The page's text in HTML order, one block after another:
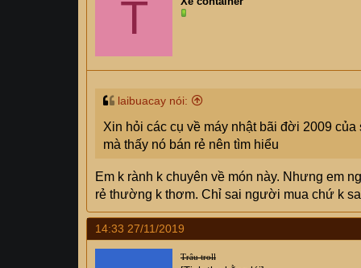
T
laibuacay nói:
Xin hỏi các cụ về máy nhật bãi đời 2009
mà thấy nó bán rẻ nên tìm hiểu
Em k rành k chuyên về món này. Nhưng em
rẻ thường k thơm. Chỉ sai người mua chứ k
14:33 27/11/2019
Trâu troll